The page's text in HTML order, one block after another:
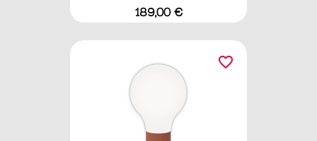
Preis
189,00 €
favorite_border